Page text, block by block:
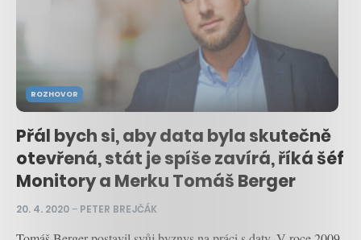
ROZHOVOR
Přál bych si, aby data byla skutečně
otevřená, stát je spíše zavírá, říká šéf
Monitory a Merku Tomáš Berger
20. 4. 2020– PETER BREJČÁK